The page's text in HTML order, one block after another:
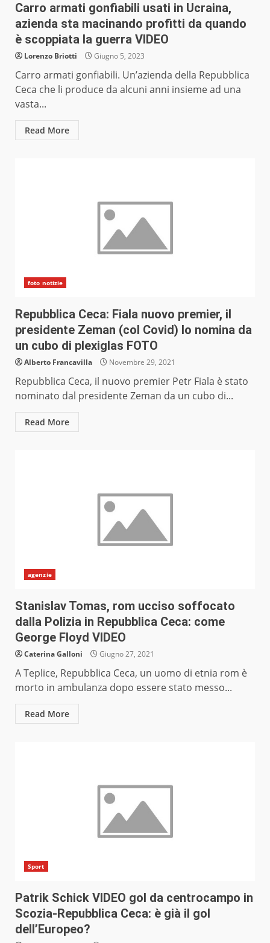
Carro armati gonfiabili usati in Ucraina,
azienda sta macinando profitti da quando
è scoppiata la guerra VIDEO
Lorenzo Briotti Giugno 5, 2023
Carro armati gonfiabili. Un’azienda della Repubblica
Ceca che li produce da alcuni anni insieme ad una
vasta...
Read More
foto notizie
Repubblica Ceca: Fiala nuovo premier, il
presidente Zeman (col Covid) lo nomina da
un cubo di plexiglas FOTO
Alberto Francavilla Novembre 29, 2021
Repubblica Ceca, il nuovo premier Petr Fiala è stato
nominato dal presidente Zeman da un cubo di...
Read More
agenzie
Stanislav Tomas, rom ucciso soffocato
dalla Polizia in Repubblica Ceca: come
George Floyd VIDEO
Caterina Galloni Giugno 27, 2021
A Teplice, Repubblica Ceca, un uomo di etnia rom è
morto in ambulanza dopo essere stato messo...
Read More
Sport
Patrik Schick VIDEO gol da centrocampo in
Scozia-Repubblica Ceca: è già il gol
dell’Europeo?